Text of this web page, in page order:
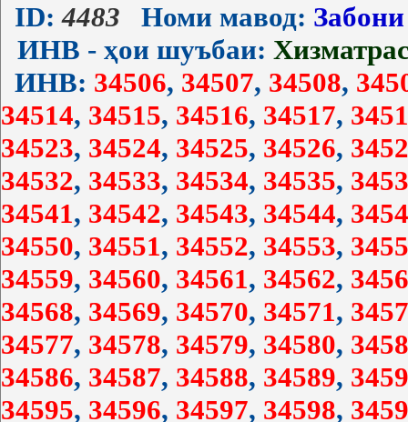
ID: 4483 Номи мавод:
ИНВ - ҳои шуъбаи:
ИНВ: 34506, 34507, 34508,
34514, 34515, 34516, 34517,
34523, 34524, 34525, 34526,
34532, 34533, 34534, 34535,
34541, 34542, 34543, 34544,
34550, 34551, 34552, 34553,
34559, 34560, 34561, 34562,
34568, 34569, 34570, 34571,
34577, 34578, 34579, 34580,
34586, 34587, 34588, 34589,
34595, 34596, 34597, 34598,